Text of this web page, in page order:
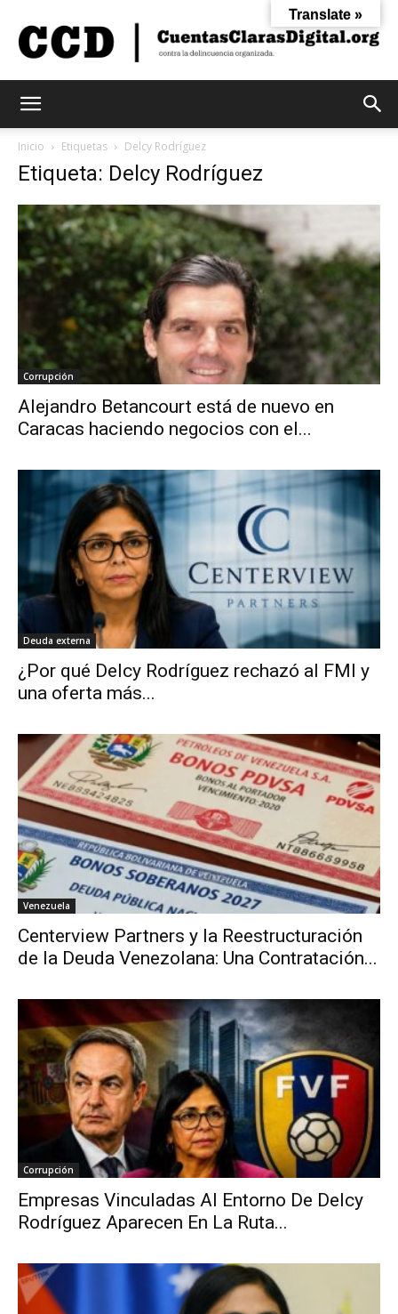
Digital
Inicio Etiquetas Delcy Rodríguez
Etiqueta: Delcy Rodríguez
Corrupción
Alejandro Betancourt está de nuevo en
Caracas haciendo negocios con el...
Deuda externa
¿Por qué Delcy Rodríguez rechazó al FMI y
una oferta más...
Venezuela
Centerview Partners y la Reestructuración
de la Deuda Venezolana: Una Contratación...
Corrupción
Empresas Vinculadas Al Entorno De Delcy
Rodríguez Aparecen En La Ruta...
Translate »